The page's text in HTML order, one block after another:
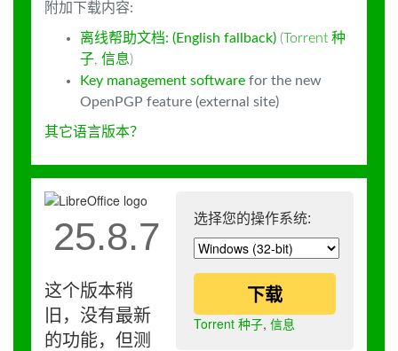
附加下载内容:
离线帮助文档: (English fallback) (Torrent 种
子, 信息)
Key management software for the new
OpenPGP feature (external site)
其它语言版本？
选择您的操作系统:
下载
Torrent 种子, 信息
25.8.7
这个版本稍
旧，没有最新
的功能，但测